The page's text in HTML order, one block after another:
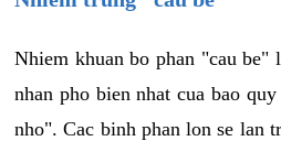
Nhiem khuan bo phan "cau be"
nhan pho bien nhat cua bao
nho". Cac binh phan lon se lan